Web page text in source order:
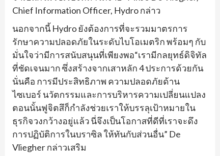
Chief Information Officer, Hydro กล่าว
นอกจากนี้ Hydro ยังต้องการที่จะรวมมาตรการ
รักษาความปลอดภัยในระดับไบโอเมตริก พร้อมๆ กับ
มั่นใจว่ามีการสนับสนุนที่เพียงพอ“เรามีกลยุทธ์ดิจิทัล
ที่ชัดเจนมาก ซึ่งสร้างจากเสาหลัก 4 ประการด้วยกัน
นั่นคือ การมีประสิทธิภาพ ความปลอดภัยด้าน
ไซเบอร์ นวัตกรรมและการบริหารความเปลี่ยนแปลง
ตอนนั้นฟูจิตสึก็กำลังช่วยเราให้บรรลุเป้าหมายใน
ธุรกิจวงกว้างอยู่แล้ว นี่จึงเป็นโอกาสที่ดีที่เราจะดึง
การปฏิบัติการในบราซิล ให้ทันกับส่วนอื่น” De
Vliegher กล่าวเสริม